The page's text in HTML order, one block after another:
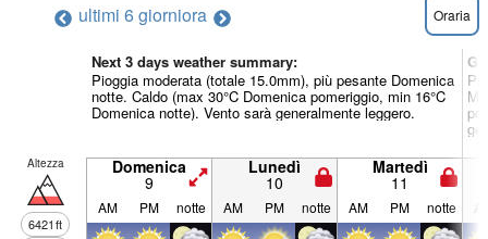
ultimi 6 giorniora Oraria
Next 3 days weather summary:
Pioggia moderata (totale 15.0mm), più pesante Domenica
notte. Caldo (max 30°C Domenica pomeriggio, min 16°C
Domenica notte). Vento sarà generalmente leggero.
Altezza
6421ft
Domenica
9
Lunedì
10
Martedì
11
AM PM notte AM PM notte AM PM notte